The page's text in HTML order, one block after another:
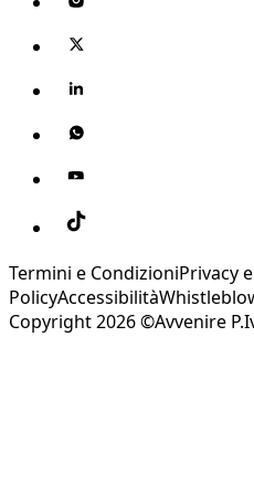
Termini e CondizioniPrivacy
PolicyAccessibilità
Copyright 2026 ©Avvenire